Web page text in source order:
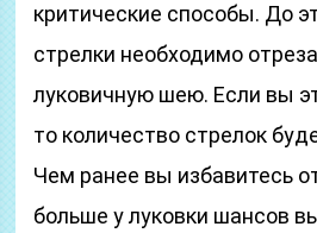
критические способы. До
стрелки необходимо
луковичную шею. Если вы
то количество стрелок
Чем ранее вы избавитесь
больше у луковки шансов